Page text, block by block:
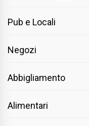
Pub e Locali
Negozi
Abbigliamento
Alimentari